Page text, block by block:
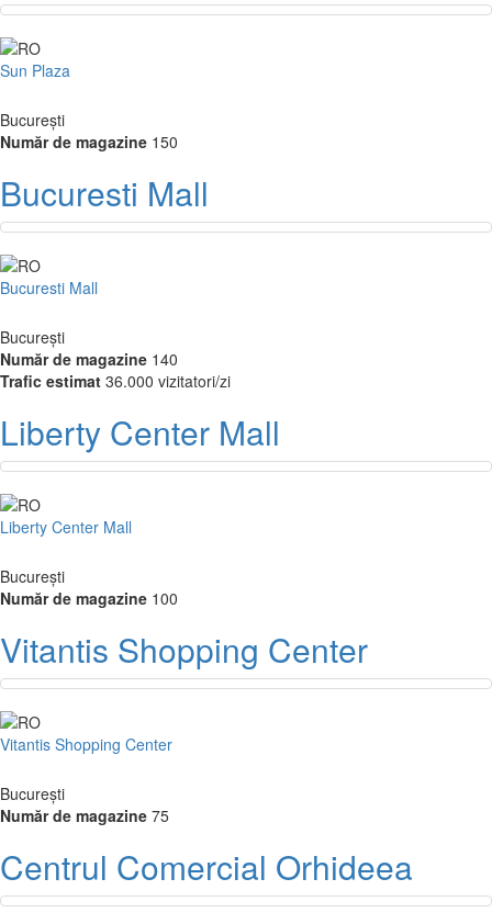
Sun Plaza
București
Număr de magazine 150
Bucuresti Mall
Bucuresti Mall
București
Număr de magazine 140
Trafic estimat 36.000 vizitatori/zi
Liberty Center Mall
Liberty Center Mall
București
Număr de magazine 100
Vitantis Shopping Center
Vitantis Shopping Center
București
Număr de magazine 75
Centrul Comercial Orhideea